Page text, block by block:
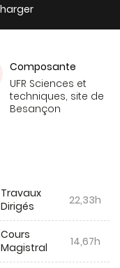
Composante
UFR Sciences et
techniques, site de
Besançon
Travaux
Dirigés
22,33h
Cours
Magistral
14,67h